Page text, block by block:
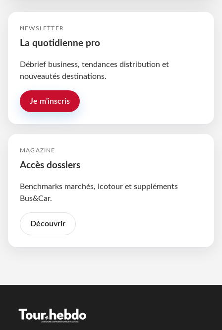
NEWSLETTER
La quotidienne pro
Débrief business, tendances distribution et
nouveautés destinations.
Je m'inscris
MAGAZINE
Accès dossiers
Benchmarks marchés, Icotour et suppléments
Bus&Car.
Découvrir